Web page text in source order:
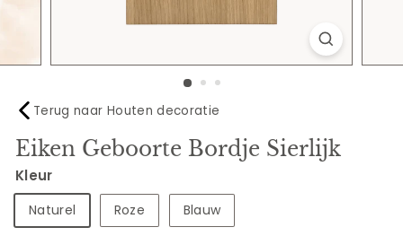
Terug naar Houten decoratie
Eiken Geboorte Bordje Sierlijk
Kleur
Naturel Roze Blauw